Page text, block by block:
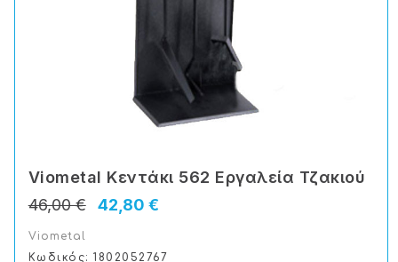
Viometal Κεντάκι 562 Εργαλεία Τζακιού
42,80 €
46,00 €
Viometal
Κωδικός: 1802052767